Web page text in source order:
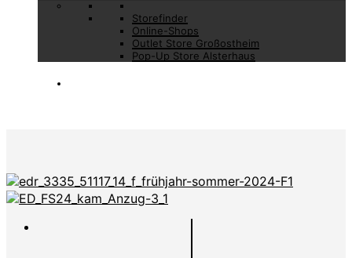
Storefinder
Online-Shops
Outlet Store Großostheim
Pop-Up Store Alsterhaus